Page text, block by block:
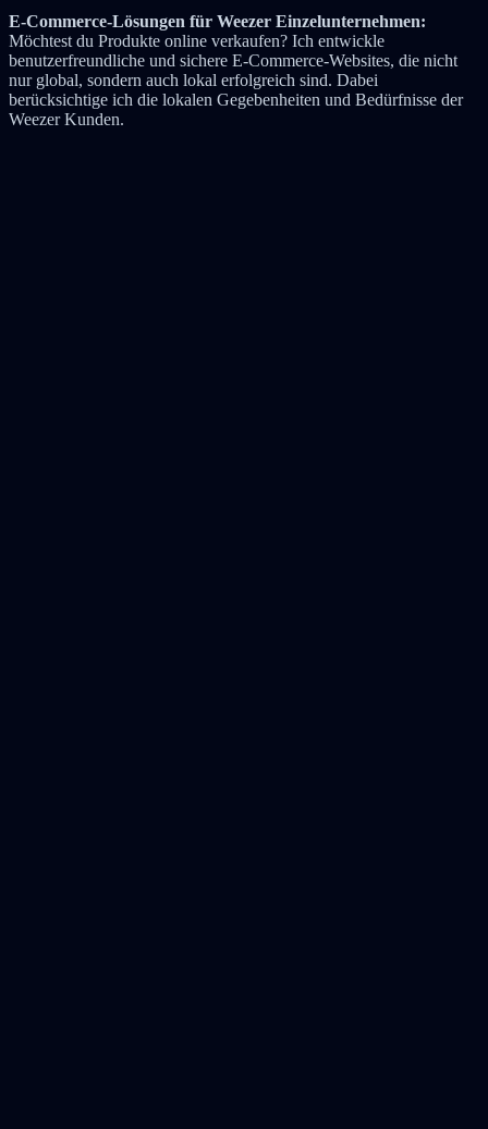
E-Commerce-Lösungen für Weezer Einzelunternehmen:
Möchtest du Produkte online verkaufen? Ich entwickle
benutzerfreundliche und sichere E-Commerce-Websites, die nicht
nur global, sondern auch lokal erfolgreich sind. Dabei
berücksichtige ich die lokalen Gegebenheiten und Bedürfnisse der
Weezer Kunden.